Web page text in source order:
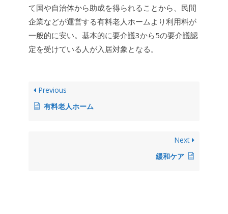
て国や自治体から助成を得られることから、民間
企業などが運営する有料老人ホームより利用料が
一般的に安い。基本的に要介護3から5の要介護認
定を受けている人が入居対象となる。
Previous
有料老人ホーム
Next
緩和ケア